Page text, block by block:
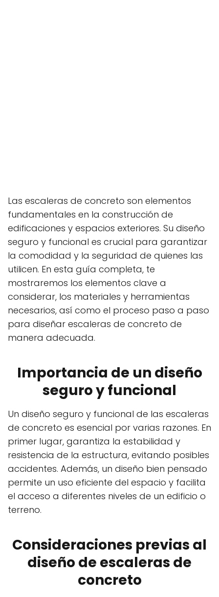
Las escaleras de concreto son elementos
fundamentales en la construcción de
edificaciones y espacios exteriores. Su diseño
seguro y funcional es crucial para garantizar
la comodidad y la seguridad de quienes las
utilicen. En esta guía completa, te
mostraremos los elementos clave a
considerar, los materiales y herramientas
necesarios, así como el proceso paso a paso
para diseñar escaleras de concreto de
manera adecuada.
Importancia de un diseño
seguro y funcional
Un diseño seguro y funcional de las escaleras
de concreto es esencial por varias razones. En
primer lugar, garantiza la estabilidad y
resistencia de la estructura, evitando posibles
accidentes. Además, un diseño bien pensado
permite un uso eficiente del espacio y facilita
el acceso a diferentes niveles de un edificio o
terreno.
Consideraciones previas al
diseño de escaleras de
concreto